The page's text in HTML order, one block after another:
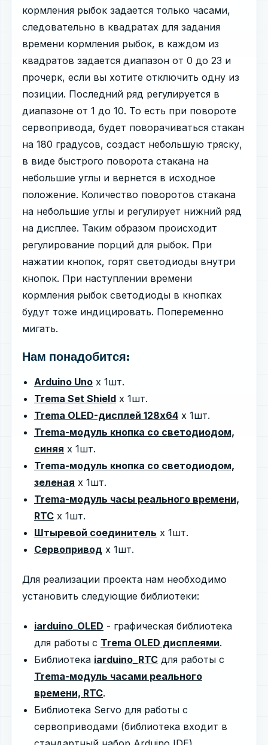
кормления рыбок задается только часами,
следовательно в квадратах для задания
времени кормления рыбок, в каждом из
квадратов задается диапазон от 0 до 23 и
прочерк, если вы хотите отключить одну из
позиции. Последний ряд регулируется в
диапазоне от 1 до 10. То есть при повороте
сервопривода, будет поворачиваться стакан
на 180 градусов, создаст небольшую тряску,
в виде быстрого поворота стакана на
небольшие углы и вернется в исходное
положение. Количество поворотов стакана
на небольшие углы и регулирует нижний ряд
на дисплее. Таким образом происходит
регулирование порций для рыбок. При
нажатии кнопок, горят светодиоды внутри
кнопок. При наступлении времени
кормления рыбок светодиоды в кнопках
будут тоже индицировать. Попеременно
мигать.
Нам понадобится:
Arduino Uno х 1шт.
Trema Set Shield х 1шт.
Trema OLED-дисплей 128x64 х 1шт.
Trema-модуль кнопка со светодиодом,
синяя х 1шт.
Trema-модуль кнопка со светодиодом,
зеленая х 1шт.
Trema-модуль часы реального времени,
RTC х 1шт.
Штыревой соединитель х 1шт.
Сервопривод х 1шт.
Для реализации проекта нам необходимо
установить следующие библиотеки:
iarduino_OLED - графическая библиотека
для работы с Trema OLED дисплеями.
Библиотека iarduino_RTC для работы с
Trema-модуль часами реального
времени, RTC.
Библиотека Servo для работы с
сервоприводами (библиотека входит в